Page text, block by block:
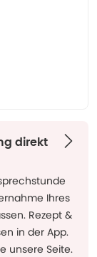
direkt
Ihres
Rezept &
in der App.
unsere Seite.